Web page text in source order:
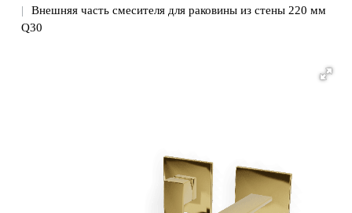
Внешняя часть смесителя для раковины из стены 220 мм
Q30